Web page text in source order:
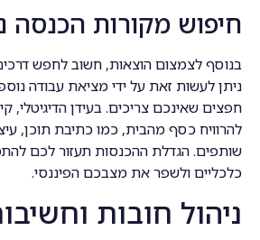
חיפוש מקורות הכנסה
בנוסף לצמצום הוצאות, חשוב לחפש
ניתן לעשות זאת על ידי מציאת עבודה
חפצים שאינכם צריכים. בעידן הדיגיטלי,
להרוויח כסף מהבית, כמו כתיבת תוכן,
שותפים. הגדלת ההכנסות תעזור לכם
כלכליים ולשפר את מצבכם הפיננסי.
ניהול חובות